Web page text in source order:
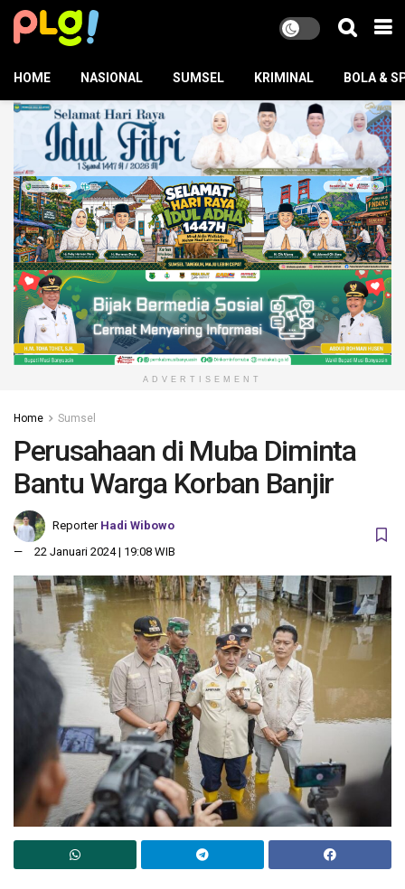
HOME NASIONAL SUMSEL KRIMINAL BOLA &
ADVERTISEMENT
Home Sumsel
Perusahaan di Muba Diminta
Bantu Warga Korban Banjir
Reporter Hadi Wibowo
22 Januari 2024 | 19:08 WIB